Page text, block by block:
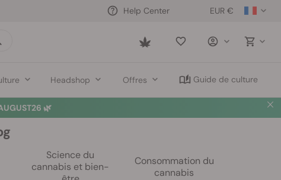
EUR €
Help Center
Saved
Headshop Offres Guide de culture
🌿
Science du
cannabis et bien-
Consommation du
cannabis